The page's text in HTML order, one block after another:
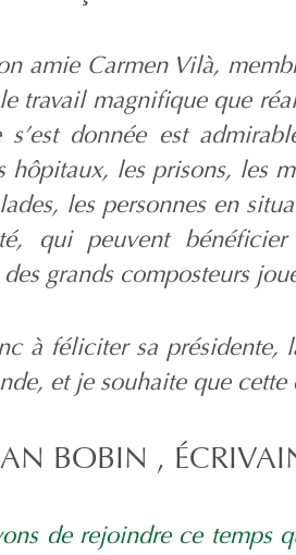
amie Carmen Vilà,
travail magnifique que
s’est donnée est
hôpitaux, les prisons, les
les personnes en
qui peuvent
grands composteurs
à féliciter sa présidente,
et je souhaite que
BOBIN ,
de rejoindre ce temps